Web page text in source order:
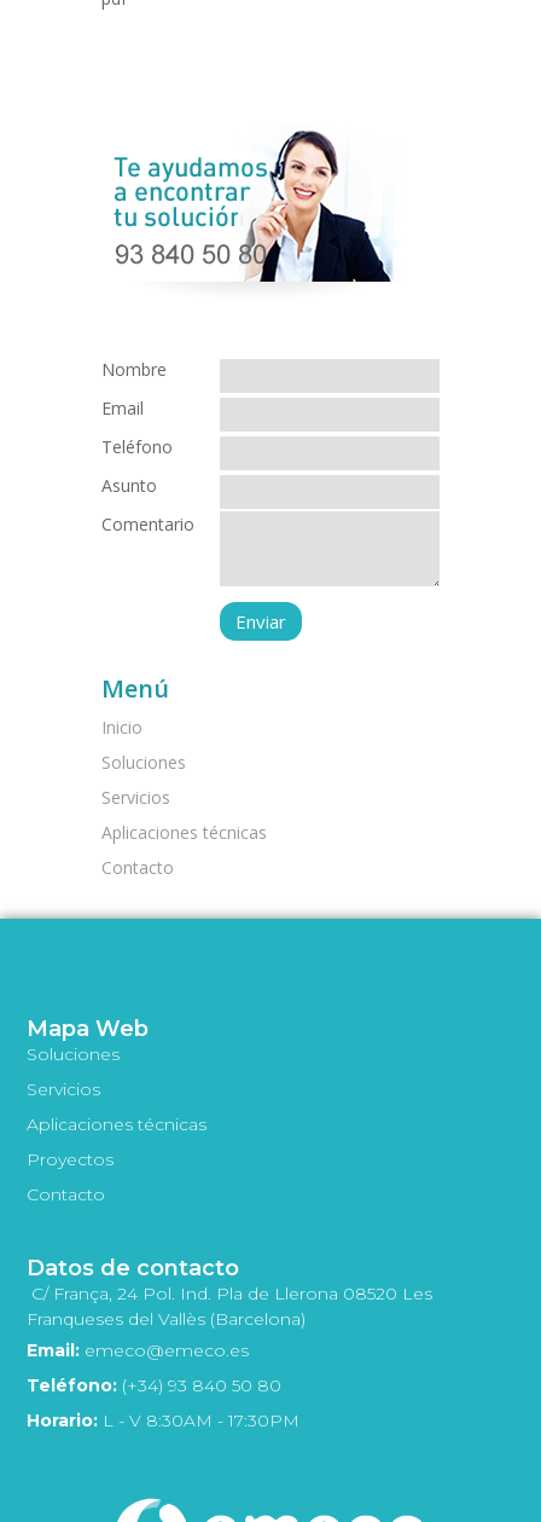
Nombre
Email
Teléfono
Asunto
Comentario
Menú
Inicio
Soluciones
Servicios
Aplicaciones técnicas
Contacto
Mapa Web
Soluciones
Servicios
Aplicaciones técnicas
Proyectos
Contacto
Datos de contacto
C/ França, 24 Pol. Ind. Pla de Llerona 08520 Les
Franqueses del Vallès (Barcelona)
Email: emeco@emeco.es
Teléfono: (+34) 93 840 50 80
Horario: L - V 8:30AM - 17:30PM